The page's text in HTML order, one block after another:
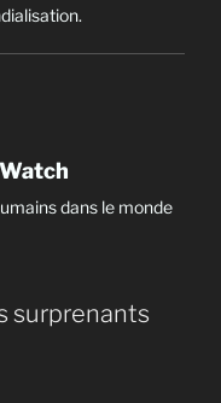
dans le monde
surprenants